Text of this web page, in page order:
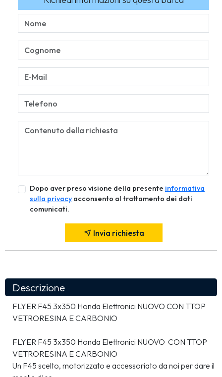
Dopo aver preso visione della presente informativa
sulla privacy acconsento al trattamento dei dati
comunicati.
Invia richiesta
Descrizione
FLYER F45 3x350 Honda Elettronici NUOVO CON TTOP
VETRORESINA E CARBONIO
FLYER F45 3x350 Honda Elettronici NUOVO  CON TTOP
VETRORESINA E CARBONIO
Un F45 scelto, motorizzato e accessoriato da noi per dare il